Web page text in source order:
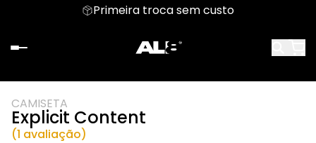
Primeira troca sem custo
CAMISETA
Explicit Content
(1 avaliação)